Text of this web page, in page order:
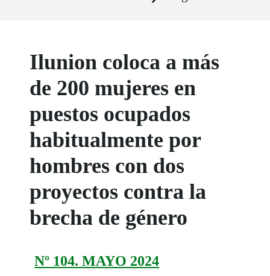
Ilunion coloca a más
de 200 mujeres en
puestos ocupados
habitualmente por
hombres con dos
proyectos contra la
brecha de género
Nº 104. MAYO 2024